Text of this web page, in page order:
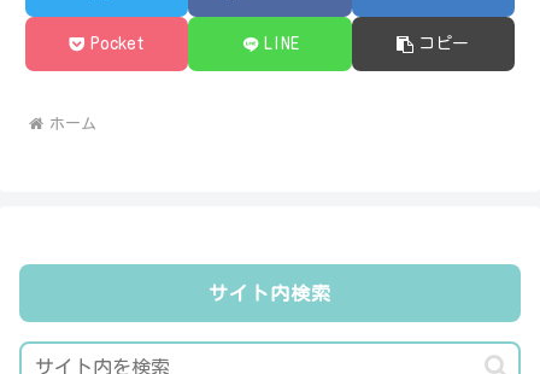
Pocket LINE コピー
ホーム
サイト内検索